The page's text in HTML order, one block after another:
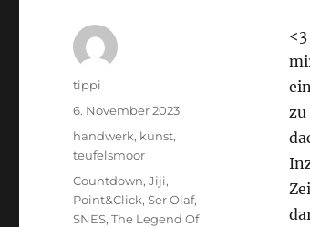
zu
Autor
tippi
Veröffentlicht
am
6. November 2023
Kategorien
handwerk, kunst,
teufelsmoor
Schlagwörter
Countdown,Jiji,
Point&Click,Ser Olaf,
SNES,The Legend Of